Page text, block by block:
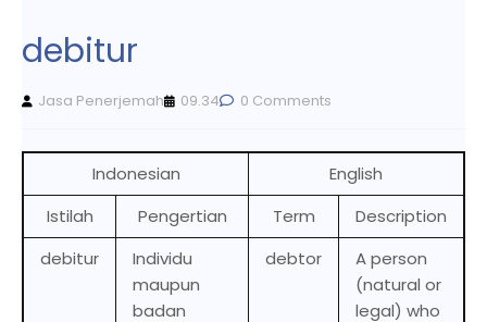
debitur
Jasa Penerjemah 09.34 0 Comments
Indonesian
English
Istilah
Pengertian Term
Description
debitur
Individu
maupun
badan
debtor
A person
(natural or
legal) who